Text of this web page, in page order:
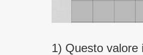
1) Questo valore